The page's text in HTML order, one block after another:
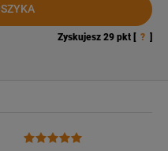
Zyskujesz 29 pkt [ ? ]